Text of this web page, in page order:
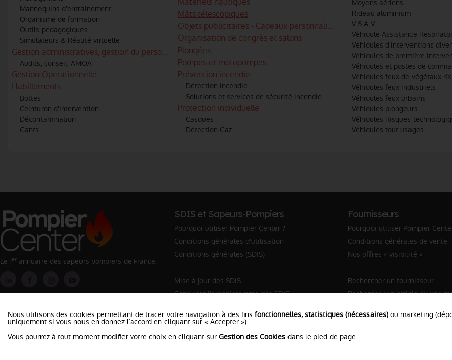
Mannequins d'entrainement
Organisme de formation
Outils pédagogiques
Simulateurs & Réalité virtuelle
Gestion administratives, gestion du personnels et des engins
Audits, conseil, AMOA
Gestion Operationnelle
Habillements
Bottes
Ceinturon d'intervention
Décontamination
Gants
Mâts télescopiques
Objets publicitaires - Cadeaux personnalisés
Organisation de congrès et salons
Plongées
Pompes et motopompes
Prévention incendie
Détection incendie
Solutions et services de sécurité incendie
Protection individuelle
Casques
Détection Gaz
Moyens aériens
Rideau aluminium
V S A V
Vèhicule Assistance
Véhicules d'interventions
Véhicules de première
Véhicules et postes de
Véhicules feux de végétaux
Véhicules feux industriels
Véhicules feux urbains
Véhicules plongeurs
Véhicules Risques
Véhicules tout usages
Le 1er annuaire des sapeurs pompiers de France.
SDIS et Sapeurs-Pompiers
Pourquoi utiliser Pompier Center ?
Conditions générales d'utilisation
Conditions générales (SDIS)
Mise à jour des SDIS
Consulter l'organigramme des SDIS
Fournisseurs
Pourquoi utiliser Pompier
Conditions générales de vente
Nos offres « visibilité »
Rechercher un fournisseur
Rechercher un article ou une
Nous utilisons des cookies permettant de tracer votre navigation à des fins fonctionnelles, statistiques (nécessaires) ou marketing
uniquement si vous nous en donnez l’accord en cliquant sur « Accepter »).
Vous pourrez à tout moment modifier votre choix en cliquant sur Gestion des Cookies dans le pied de page.